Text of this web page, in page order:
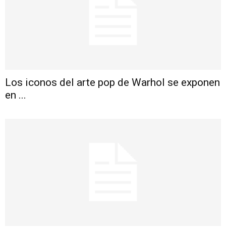
Los iconos del arte pop de Warhol se exponen
en ...